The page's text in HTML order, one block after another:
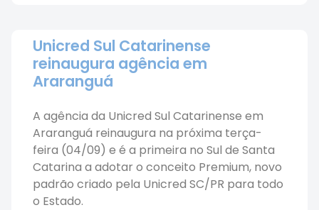
Unicred Sul Catarinense
reinaugura agência em
Araranguá
A agência da Unicred Sul Catarinense em
Araranguá reinaugura na próxima terça-
feira (04/09) e é a primeira no Sul de Santa
Catarina a adotar o conceito Premium, novo
padrão criado pela Unicred SC/PR para todo
o Estado.